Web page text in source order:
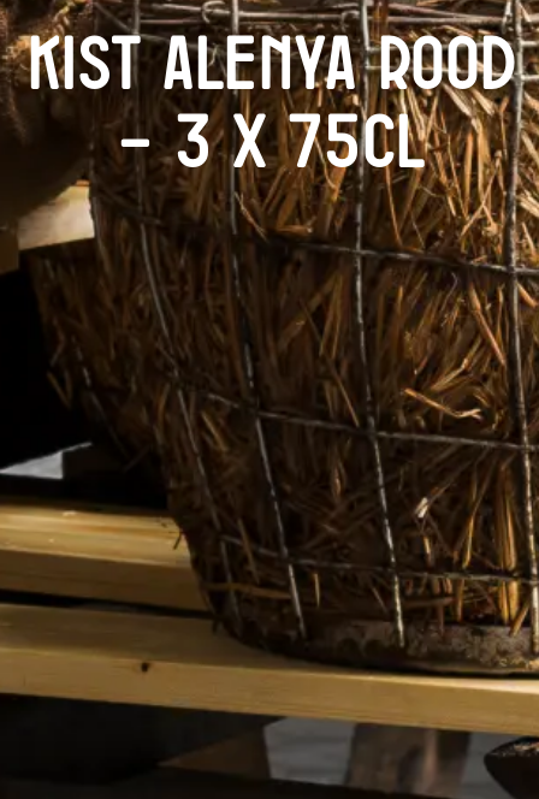
Kist Alenya rood
– 3 x 75cl